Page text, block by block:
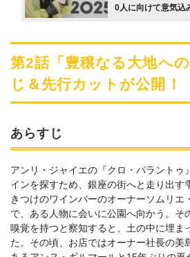
0人に向けて意気込
第2話「豊穣なる大地へ
じ＆先行カットが公開！
あらすじ
アンリ・ジャイエの『クロ・パラントゥ
インを探すため、銀座の街へと走り出す
きつけのワインバーのオーナーソムリエ
で、ある人物に会いに公園へ向かう。そ
嗅覚を持つと察知すると、土の中に埋ま
た。その頃、お店ではオーナー社長の美